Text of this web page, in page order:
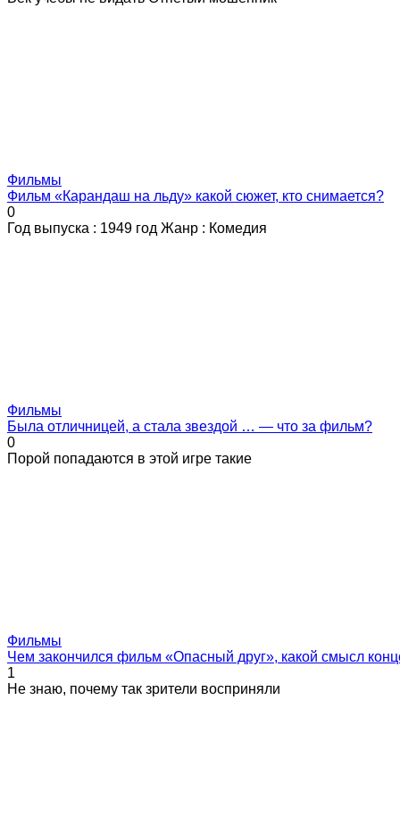
Фильмы
Фильм «Карандаш на льду» какой сюжет, кто снимается?
0
Год выпуска : 1949 год Жанр : Комедия
Фильмы
Была отличницей, а стала звездой … — что за фильм?
0
Порой попадаются в этой игре такие
Фильмы
Чем закончился фильм «Опасный друг», какой смысл
1
Не знаю, почему так зрители восприняли